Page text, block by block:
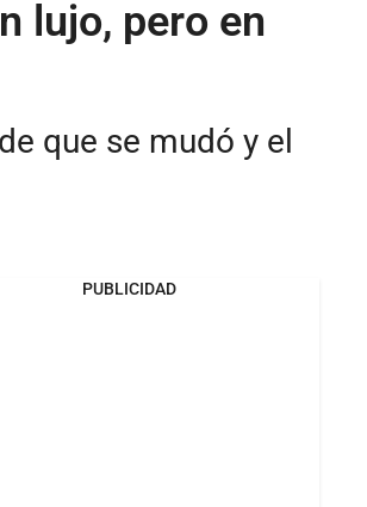
lujo, pero en
que se mudó y el
PUBLICIDAD